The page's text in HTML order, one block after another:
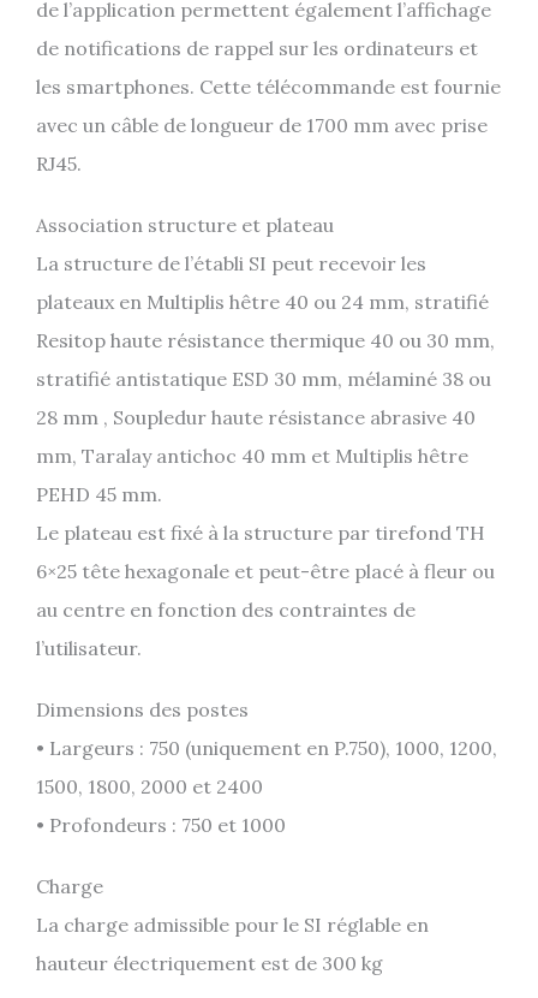
de l’application permettent également l’affichage
de notifications de rappel sur les ordinateurs et
les smartphones. Cette télécommande est fournie
avec un câble de longueur de 1700 mm avec prise
RJ45.
Association structure et plateau
La structure de l’établi SI peut recevoir les
plateaux en Multiplis hêtre 40 ou 24 mm, stratifié
Resitop haute résistance thermique 40 ou 30 mm,
stratifié antistatique ESD 30 mm, mélaminé 38 ou
28 mm , Soupledur haute résistance abrasive 40
mm, Taralay antichoc 40 mm et Multiplis hêtre
PEHD 45 mm.
Le plateau est fixé à la structure par tirefond TH
6×25 tête hexagonale et peut-être placé à fleur ou
au centre en fonction des contraintes de
l’utilisateur.
Dimensions des postes
• Largeurs : 750 (uniquement en P.750), 1000, 1200,
1500, 1800, 2000 et 2400
• Profondeurs : 750 et 1000
Charge
La charge admissible pour le SI réglable en
hauteur électriquement est de 300 kg